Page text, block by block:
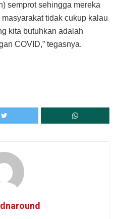
semprot sehingga mereka
tidak cukup kalau
kita butuhkan adalah
COVID,” tegasnya.